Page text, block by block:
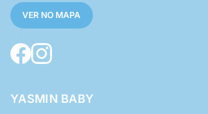
VER NO MAPA
YASMIN BABY